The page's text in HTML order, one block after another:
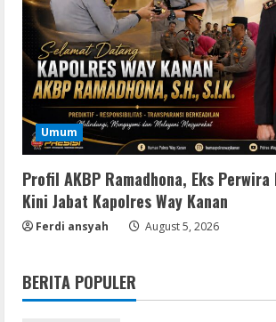
Umum
Profil AKBP Ramadhona, Eks Perwira
Kini Jabat Kapolres Way Kanan
Ferdi ansyah August 5, 2026
BERITA POPULER
4
Uncharted: Legacy of
Collection
August 9, 2026
5
Resettools
Display Changer X
[Final] (x64) Final
1
Coop
The Sinking City 2